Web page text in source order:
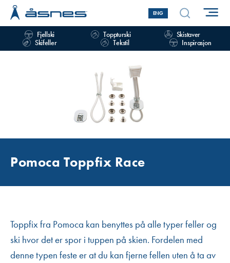
ENG
Fjellski Toppturski
Skistaver
Skifeller
Tekstil Inspirasjon
Pomoca Toppfix Race
Toppfix fra Pomoca kan benyttes på alle typer feller og
ski hvor det er spor i tuppen på skien. Fordelen med
denne typen feste er at du kan fjerne fellen uten å ta av